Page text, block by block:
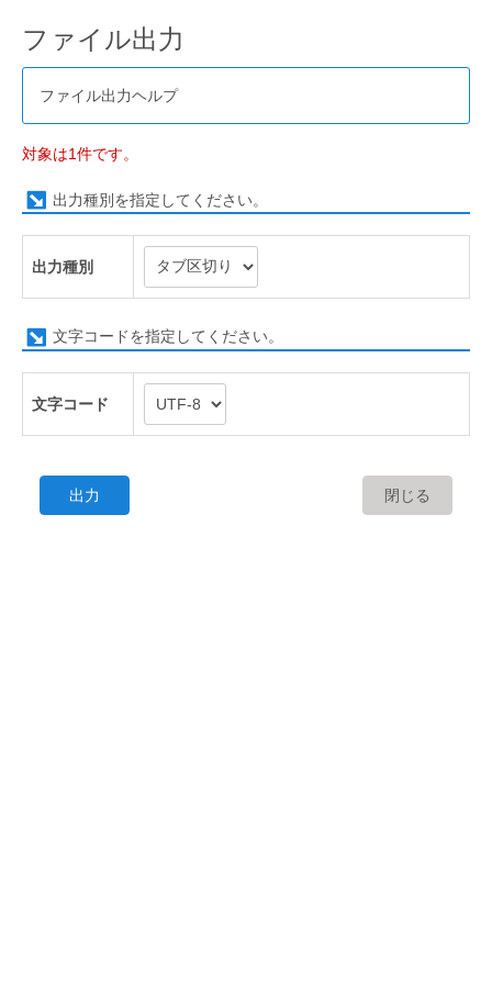
ファイル出力
ファイル出力ヘルプ
対象は1件です。
出力種別を指定してください。
出力種別
文字コードを指定してください。
文字コード